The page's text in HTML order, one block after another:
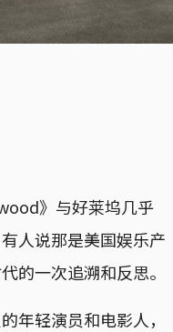
》与好莱坞几乎
人说那是美国娱乐产
的一次追溯和反思。
年轻演员和电影人，